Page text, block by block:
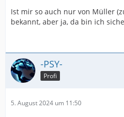
Einen günstigeren
sein, dass er der
Verletzungen ist. Der
er nicht spielt, ist mit
wenn er Eiszeit
kabiene sein
Ist mir so auch nur von Müller
bekannt, aber ja, da bin ich
-PSY-
Profi
5. August 2024 um 11:50